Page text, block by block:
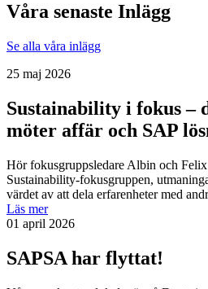
Våra senaste Inlägg
Se alla våra inlägg
25 maj 2026
Sustainability i fokus –
möter affär och SAP
Hör fokusgruppsledare Albin och Felix
Sustainability-fokusgruppen,
värdet av att dela erfarenheter med
Läs mer
01 april 2026
SAPSA har flyttat!